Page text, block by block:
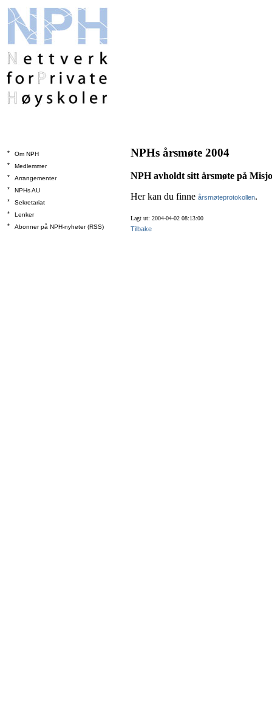
*
Om NPH
*
Medlemmer
*
Arrangementer
*
NPHs AU
*
Sekretariat
*
Lenker
*
Abonner på NPH-nyheter (RSS)
NPHs årsmøte 2004
NPH avholdt sitt årsmøte på
Her kan du finne årsmøteprotokollen.
Lagt ut: 2004-04-02 08:13:00
Tilbake